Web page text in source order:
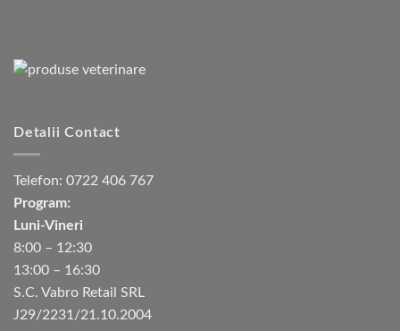
Detalii Contact
Telefon: 0722 406 767
Program:
Luni-Vineri
8:00 – 12:30
13:00 – 16:30
S.C. Vabro Retail SRL
J29/2231/21.10.2004